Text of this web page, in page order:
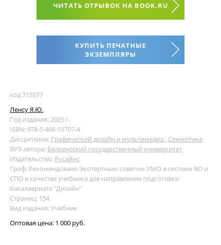
ЧИТАТЬ ОТРЫВОК НА BOOK.RU
КУПИТЬ ПЕЧАТНЫЕ
ЭКЗЕМПЛЯРЫ
код 715577
Ленсу Я.Ю.
Год издания: 2025 г.
ISBN: 978-5-466-10707-4
Дисциплина: Графический дизайн и мультимедиа , Семиотика
ВУЗ автора: Белорусский государственный университет
Издательство: Русайнс
Гриф: Рекомендовано Экспертным советом УМО в системе ВО и
СПО в качестве учебника для направления подготовки
бакалавриата "Дизайн"
Страниц: 154
Вид издания: Учебник
Оптовая цена: 1 000 руб.